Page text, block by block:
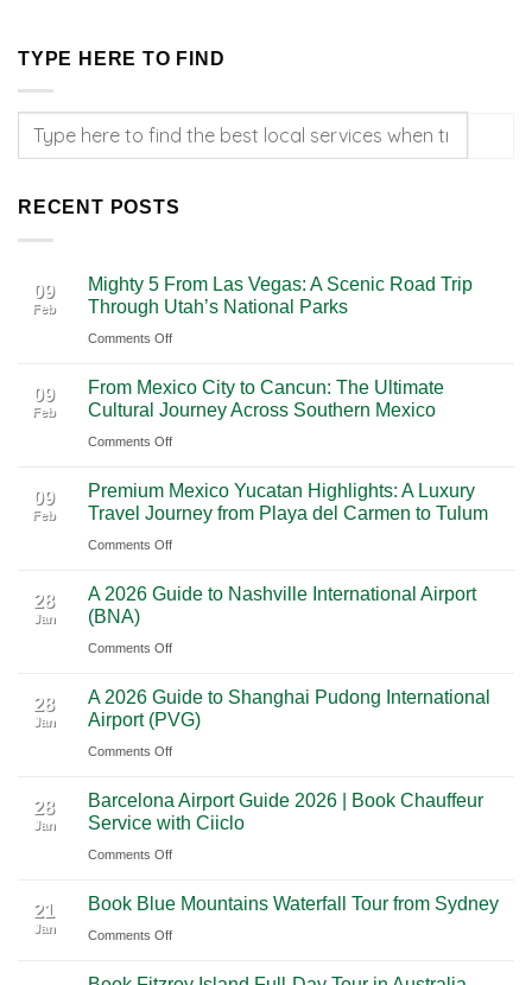
TYPE HERE TO FIND
RECENT POSTS
09
Feb
Mighty 5 From Las Vegas: A Scenic Road Trip
Through Utah’s National Parks
Comments Offon
5
From
Las
A
Scenic
Road
Through
National
09
Feb
From Mexico City to Cancun: The Ultimate
Cultural Journey Across Southern Mexico
Comments Offon
Mexico
City
to
The
Cultural
Across
Southern
Mexico
09
Feb
Premium Mexico Yucatan Highlights: A Luxury
Travel Journey from Playa del Carmen to Tulum
Comments Offon
Mexico
Highlights:
Luxury
Travel
Journey
Playa
del
Carmen
Tulum
28
Jan
A 2026 Guide to Nashville International Airport
(BNA)
Comments Offon
2026
Guide
to
International
Airport
(BNA)
28
Jan
A 2026 Guide to Shanghai Pudong International
Airport (PVG)
Comments Offon
2026
Guide
to
Pudong
International
28
Jan
Barcelona Airport Guide 2026 | Book Chauffeur
Service with Ciiclo
Comments Offon
Airport
Guide
21
Jan
Book Blue Mountains Waterfall Tour from Sydney
Comments Offon